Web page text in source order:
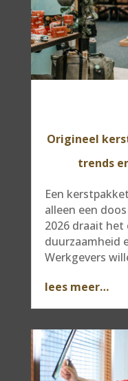
Origineel
trends
Een
alleen een
2026 draait het
duurzaamheid
Werkgevers
lees meer…